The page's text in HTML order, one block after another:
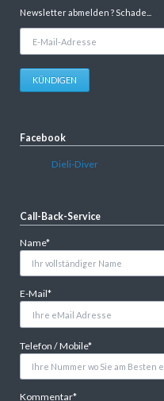
Newsletter abmelden ? Schade...
KÜNDIGEN
Facebook
Dieli-Diver
Call-Back-Service
Pflichtfeld
Name*
Pflichtfeld
E-Mail*
Pflichtfeld
Telefon / Mobile*
Pflichtfeld
Kommentar*